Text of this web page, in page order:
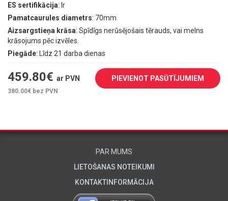
ES sertifikācija: Ir
Pamatcaurules diametrs: 70mm
Aizsargstieņa krāsa: Spīdīgs nerūsējošais tērauds, vai melns
krāsojums pēc izvēles.
Piegāde: Līdz 21 darba dienas
459.80€ ar PVN
380.00€ bez PVN
PIEVIENOT PASŪTĪJUMIEM
PAR MUMS
LIETOŠANAS NOTEIKUMI
KONTAKTINFORMĀCIJA